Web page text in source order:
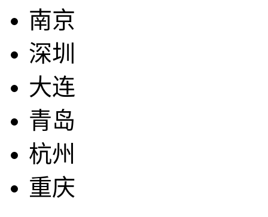
南京
深圳
大连
青岛
杭州
重庆